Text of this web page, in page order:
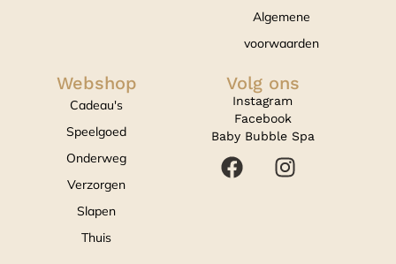
Algemene
voorwaarden
Webshop
Cadeau's
Speelgoed
Onderweg
Verzorgen
Slapen
Thuis
Volg ons
Instagram
Facebook
Baby Bubble Spa